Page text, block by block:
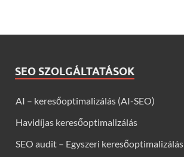
SEO SZOLGÁLTATÁSOK
AI – keresőoptimalizálás (AI-SEO)
Havidíjas keresőoptimalizálás
SEO audit – Egyszeri keresőoptimalizálás